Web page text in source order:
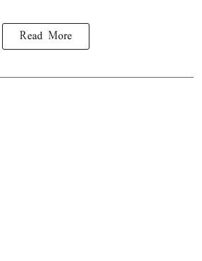
Read More